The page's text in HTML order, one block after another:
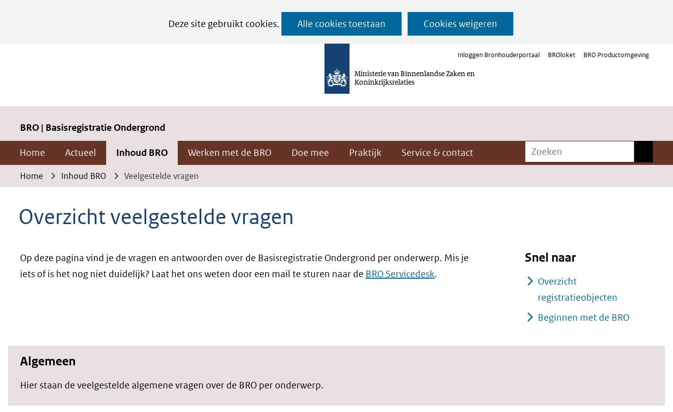
Deze site gebruikt cookies.
van
cookies
op
deze
website
worden
Alle cookies toestaan Cookies weigeren
Ga
naar
de
Ministerie van Binnenlandse Zaken en
Koninkrijksrelaties
Inloggen Bronhouderportaal BROloket BRO Productomgeving
BRO | Basisregistratie Ondergrond
Home Actueel Inhoud BRO Werken met de BRO Doe mee Praktijk Service & contact Zoeken
Home Inhoud BRO Veelgestelde vragen
Overzicht veelgestelde vragen
Op deze pagina vind je de vragen en antwoorden over de Basisregistratie Ondergrond per onderwerp. Mis je
iets of is het nog niet duidelijk? Laat het ons weten door een mail te sturen naar de BRO Servicedesk.
Snel naar
Overzicht
registratieobjecten
Beginnen met de BRO
Algemeen
Hier staan de veelgestelde algemene vragen over de BRO per onderwerp.